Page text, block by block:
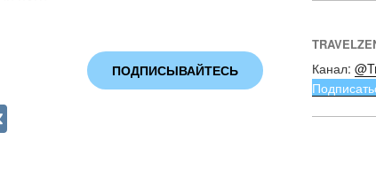
ПОДПИСЫВАЙТЕСЬ Канал: